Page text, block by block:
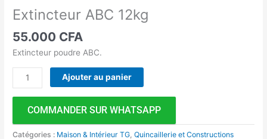
Extincteur ABC 12kg
55.000 CFA
Extincteur poudre ABC.
Ajouter au panier
COMMANDER SUR WHATSAPP
Catégories : Maison & Intérieur TG ,Quincaillerie et Constructions